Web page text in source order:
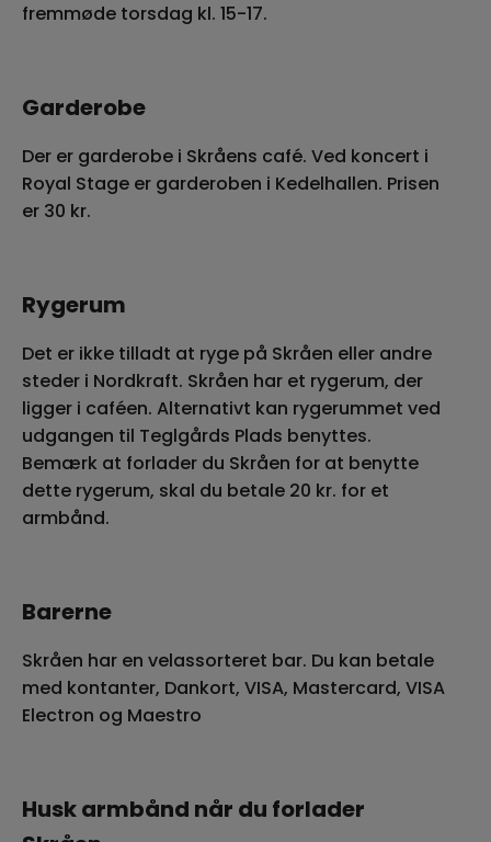
fremmøde torsdag kl. 15-17.
Garderobe
Der er garderobe i Skråens café. Ved koncert i
Royal Stage er garderoben i Kedelhallen. Prisen
er 30 kr.
Rygerum
Det er ikke tilladt at ryge på Skråen eller andre
steder i Nordkraft. Skråen har et rygerum, der
ligger i caféen. Alternativt kan rygerummet ved
udgangen til Teglgårds Plads benyttes.
Bemærk at forlader du Skråen for at benytte
dette rygerum, skal du betale 20 kr. for et
armbånd.
Barerne
Skråen har en velassorteret bar. Du kan betale
med kontanter, Dankort, VISA, Mastercard, VISA
Electron og Maestro
Husk armbånd når du forlader